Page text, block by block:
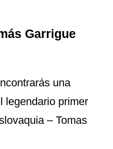
Garrigue
una
legendario primer
– Tomas